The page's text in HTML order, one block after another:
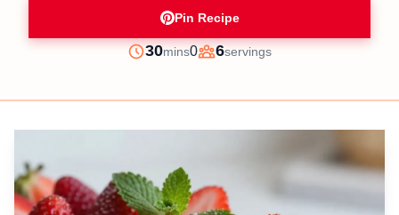
Pin Recipe
Prep
30minutes
mins0
Servings
6servings